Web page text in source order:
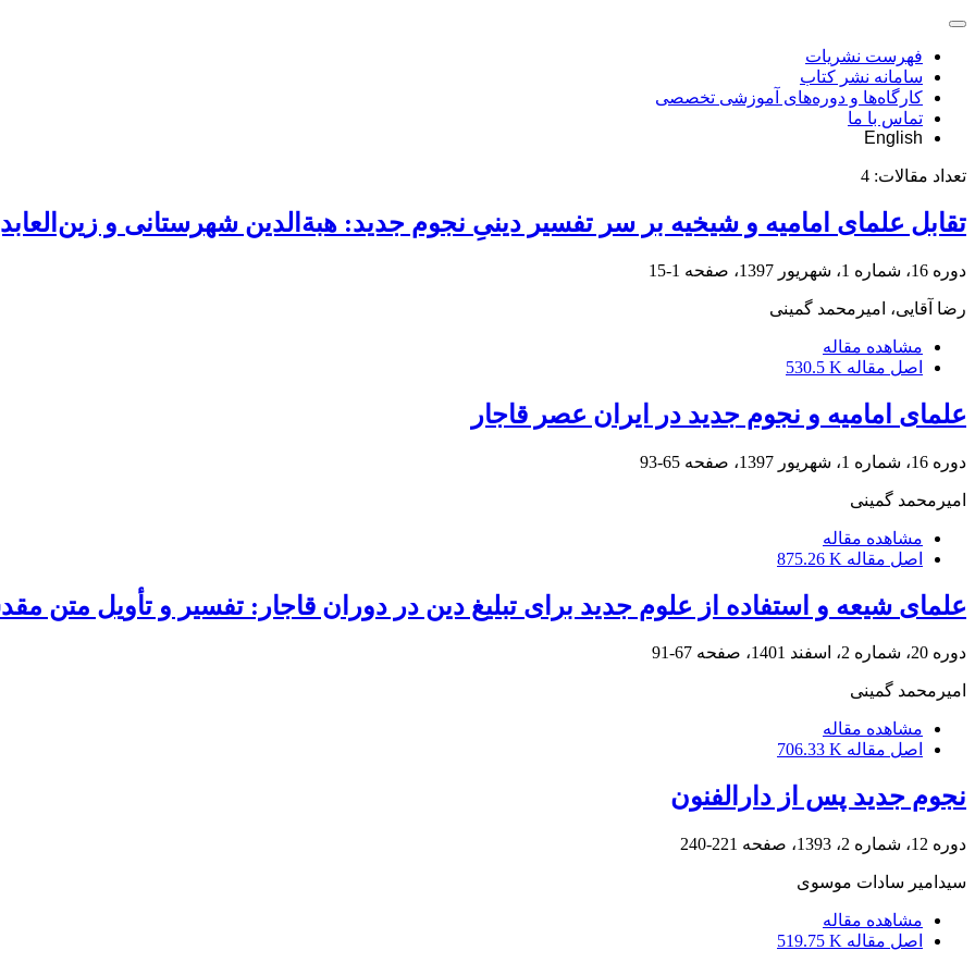
فهرست نشریات
سامانه نشر کتاب
کارگاه‌ها و دوره‌های آموزشی تخصصی
تماس با ما
English
تعداد مقالات: 4
تقابل علمای امامیه و شیخیه بر سر تفسیر دینیِ نجوم جدید: هبةالدین شهرستانی و
دوره 16، شماره 1، شهریور 1397، صفحه 1-15
رضا آقایی، امیرمحمد گمینی
مشاهده مقاله
اصل مقاله 530.5 K
علمای امامیه و نجوم جدید در ایران عصر قاجار
دوره 16، شماره 1، شهریور 1397، صفحه 65-93
امیرمحمد گمینی
مشاهده مقاله
اصل مقاله 875.26 K
علمای شیعه و استفاده از علوم جدید برای تبلیغ دین در دوران قاجار: تفسیر و تأویل
دوره 20، شماره 2، اسفند 1401، صفحه 67-91
امیرمحمد گمینی
مشاهده مقاله
اصل مقاله 706.33 K
نجوم جدید پس از دارالفنون
دوره 12، شماره 2، 1393، صفحه 221-240
سیدامیر سادات موسوی
مشاهده مقاله
اصل مقاله 519.75 K